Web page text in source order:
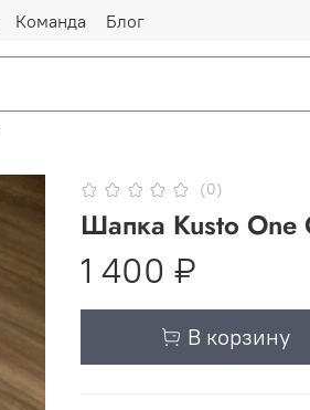
Команда Блог
(0)
Шапка Kusto One
1 400 ₽
В корзину